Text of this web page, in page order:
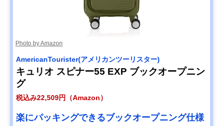
Photo by Amazon
AmericanTourister(アメリカンツーリスター)
キュリオ スピナー55 EXP ブックオープニン
グ
税込み22,509円（Amazon）
楽にパッキングできるブックオープニング仕様